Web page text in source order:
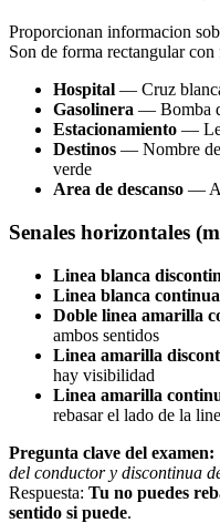
Proporcionan informacion
Son de forma rectangular
Hospital — Cruz
Gasolinera — Bomba
Estacionamiento —
Destinos — Nombre de
verde
Area de descanso —
Senales horizontales
Linea blanca
Linea blanca continua
Doble linea amarilla
ambos sentidos
Linea amarilla
hay visibilidad
Linea amarilla
rebasar el lado de la
Pregunta clave del examen:
del conductor y discontinua
Respuesta: Tu no puedes
sentido si puede.